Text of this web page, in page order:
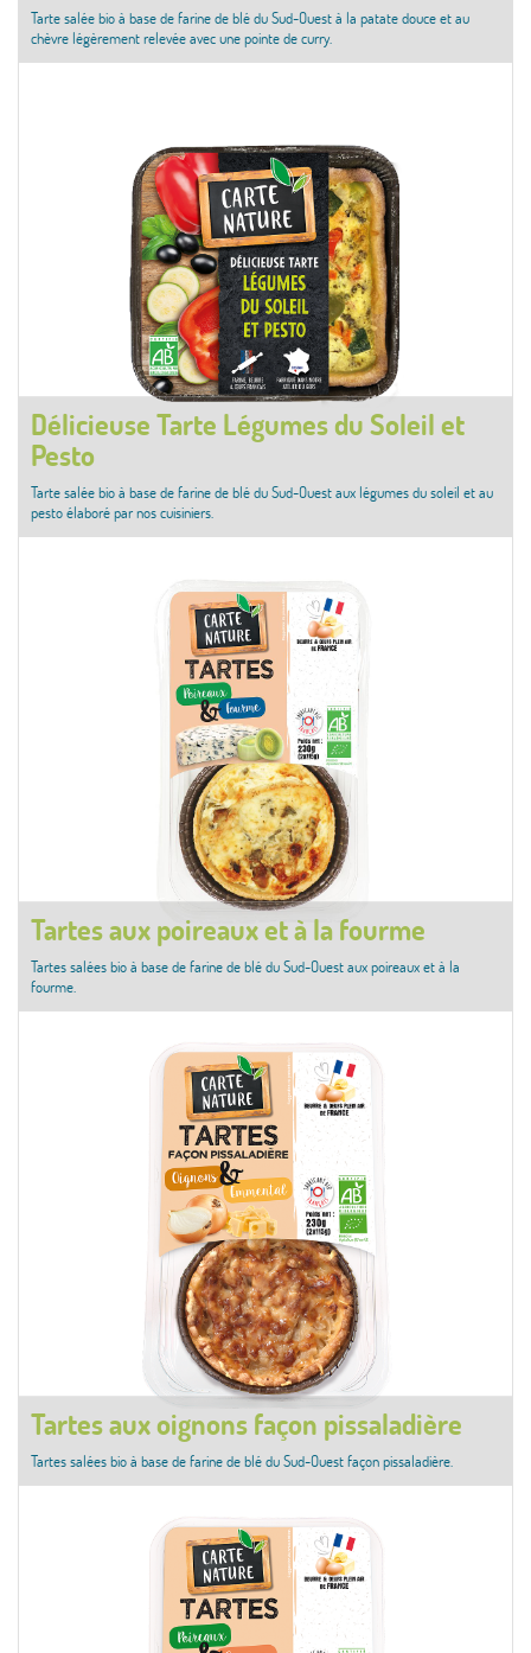
Tarte salée bio à base de farine de blé du Sud-Ouest à la patate douce et au
chèvre légèrement relevée avec une pointe de curry.
Délicieuse Tarte Légumes du Soleil et
Pesto
Tarte salée bio à base de farine de blé du Sud-Ouest aux légumes du soleil et au
pesto élaboré par nos cuisiniers.
Tartes aux poireaux et à la fourme
Tartes salées bio à base de farine de blé du Sud-Ouest aux poireaux et à la
fourme.
Tartes aux oignons façon pissaladière
Tartes salées bio à base de farine de blé du Sud-Ouest façon pissaladière.